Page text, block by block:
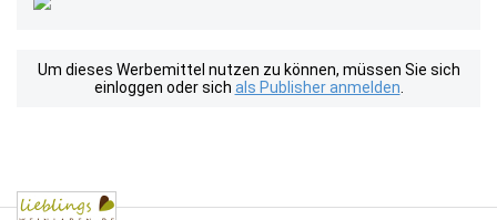
Um dieses Werbemittel nutzen zu können, müssen Sie sich
einloggen oder sich als Publisher anmelden